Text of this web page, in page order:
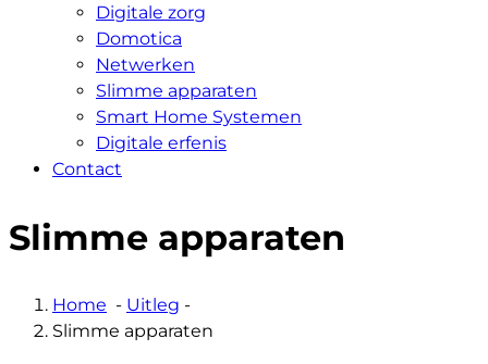
Digitale zorg
Domotica
Netwerken
Slimme apparaten
Smart Home Systemen
Digitale erfenis
Contact
Slimme apparaten
Home - Uitleg -
Slimme apparaten